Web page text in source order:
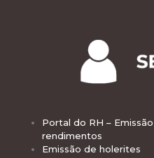
Portal do RH –
rendimentos
Emissão de holerites